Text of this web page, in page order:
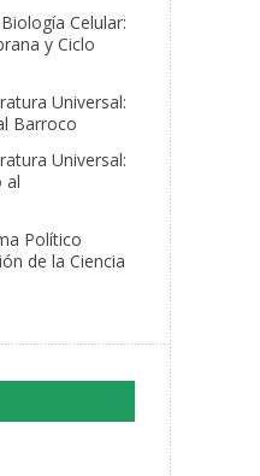
Celular:
y Ciclo
Universal:
Barroco
Universal:
al
Político
de la Ciencia